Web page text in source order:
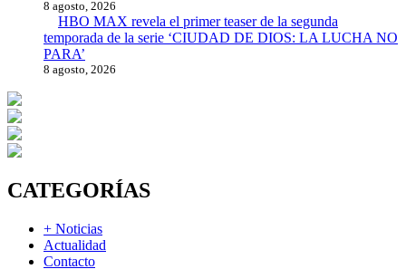
8 agosto, 2026
HBO MAX revela el primer teaser de la segunda
temporada de la serie ‘CIUDAD DE DIOS: LA LUCHA NO
PARA’
8 agosto, 2026
CATEGORÍAS
+ Noticias
Actualidad
Contacto